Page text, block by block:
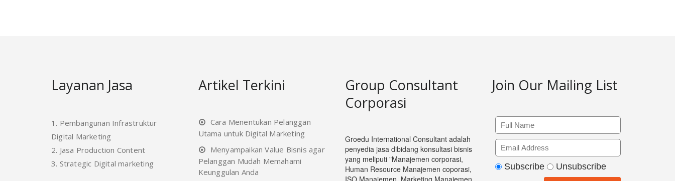
Layanan Jasa
1. Pembangunan Infrastruktur
Digital Marketing
2. Jasa Production Content
3. Strategic Digital marketing
Artikel Terkini
Cara Menentukan Pelanggan
Utama untuk Digital Marketing
Menyampaikan Value Bisnis agar
Pelanggan Mudah Memahami
Keunggulan Anda
Group Consultant
Corporasi
Groedu International Consultant adalah
penyedia jasa dibidang konsultasi bisnis
yang meliputi "Manajemen corporasi,
Human Resource Manajemen coporasi,
ISO Manajemen, Marketing Manajemen,
Join Our Mailing List
Subscribe Unsubscribe